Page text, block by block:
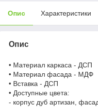
Опис Характеристики
Опис
• Материал каркаса - ДСП
• Материал фасада - МДФ
• Вставка - ДСП
• Доступные цвета:
- корпус дуб артизан,